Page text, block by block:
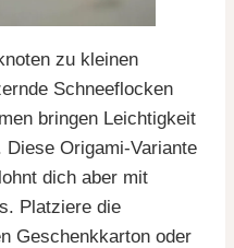
zu kleinen
Schneeflocken
bringen Leichtigkeit
Origami-Variante
dich aber mit
Platziere die
Geschenkkarton oder